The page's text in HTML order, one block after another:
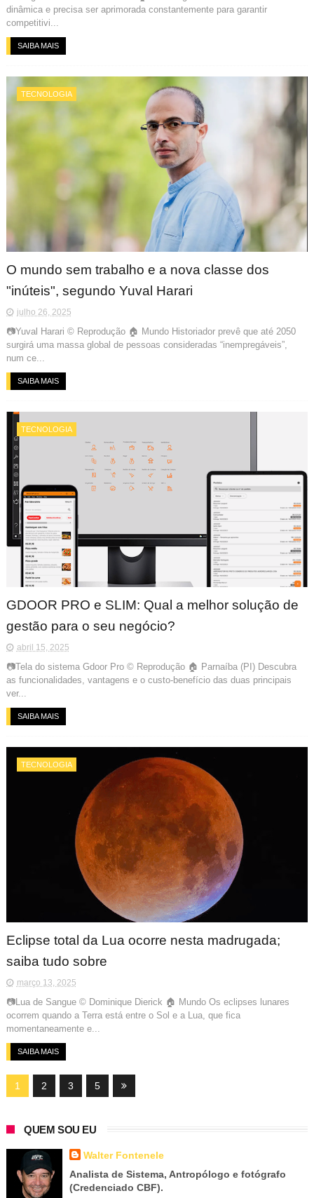
dinâmica e precisa ser aprimorada constantemente para garantir
competitivi...
SAIBA MAIS
TECNOLOGIA
O mundo sem trabalho e a nova classe dos
"inúteis", segundo Yuval Harari
julho 26, 2025
📷Yuval Harari © Reprodução 🏠 Mundo Historiador prevê que até 2050
surgirá uma massa global de pessoas consideradas “inempregáveis”,
num ce...
SAIBA MAIS
TECNOLOGIA
GDOOR PRO e SLIM: Qual a melhor solução de
gestão para o seu negócio?
abril 15, 2025
📷Tela do sistema Gdoor Pro © Reprodução 🏠 Parnaíba (PI) Descubra
as funcionalidades, vantagens e o custo-benefício das duas principais
ver...
SAIBA MAIS
TECNOLOGIA
Eclipse total da Lua ocorre nesta madrugada;
saiba tudo sobre
março 13, 2025
📷Lua de Sangue © Dominique Dierick 🏠 Mundo Os eclipses lunares
ocorrem quando a Terra está entre o Sol e a Lua, que fica
momentaneamente e...
SAIBA MAIS
1 2 3 5
QUEM SOU EU
Walter Fontenele
Analista de Sistema, Antropólogo e fotógrafo
(Credenciado CBF).